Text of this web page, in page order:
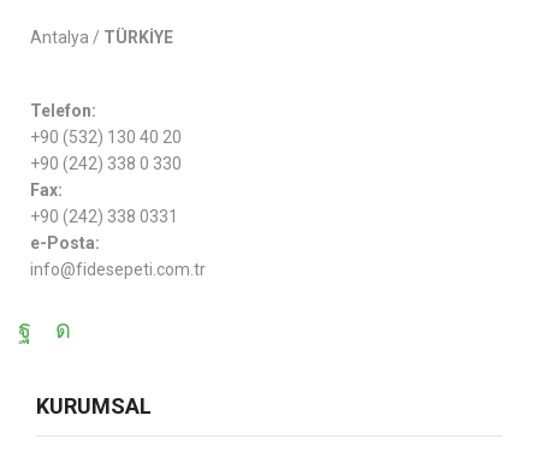
Antalya / TÜRKİYE
Telefon:
+90 (532) 130 40 20
+90 (242) 338 0 330
Fax:
+90 (242) 338 0331
e-Posta:
info@fidesepeti.com.tr
KURUMSAL